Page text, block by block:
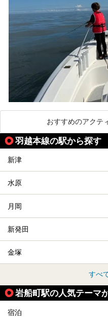
おすすめのアクテ
羽越本線の駅から探す
新津
水原
月岡
新発田
金塚
すべ
岩船町駅の人気テーマ
宿泊